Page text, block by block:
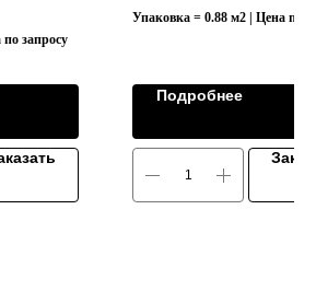
запросу
Упаковка = 0.88 м2 | Цена по
Подробнее